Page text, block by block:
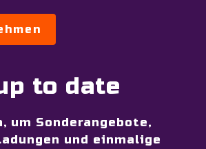
to date
um Sonderangebote,
und einmalige